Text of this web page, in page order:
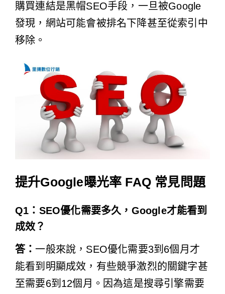
購買連結是黑帽SEO手段，一旦被Google
發現，網站可能會被排名下降甚至從索引中
移除。
提升Google曝光率 FAQ 常見問題
Q1：SEO優化需要多久，Google才能看到
成效？
答：一般來說，SEO優化需要3到6個月才
能看到明顯成效，有些競爭激烈的關鍵字甚
至需要6到12個月。因為這是搜尋引擎需要